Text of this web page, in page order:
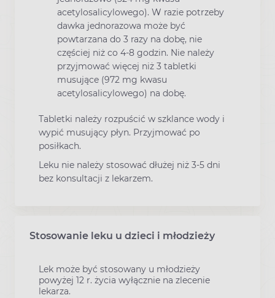
acetylosalicylowego). W razie potrzeby
dawka jednorazowa może być
powtarzana do 3 razy na dobę, nie
częściej niż co 4-8 godzin. Nie należy
przyjmować więcej niż 3 tabletki
musujące (972 mg kwasu
acetylosalicylowego) na dobę.
Tabletki należy rozpuścić w szklance wody i
wypić musujący płyn. Przyjmować po
posiłkach.
Leku nie należy stosować dłużej niż 3-5 dni
bez konsultacji z lekarzem.
Stosowanie leku u dzieci i młodzieży
Lek może być stosowany u młodzieży
powyżej 12 r. życia wyłącznie na zlecenie
lekarza.